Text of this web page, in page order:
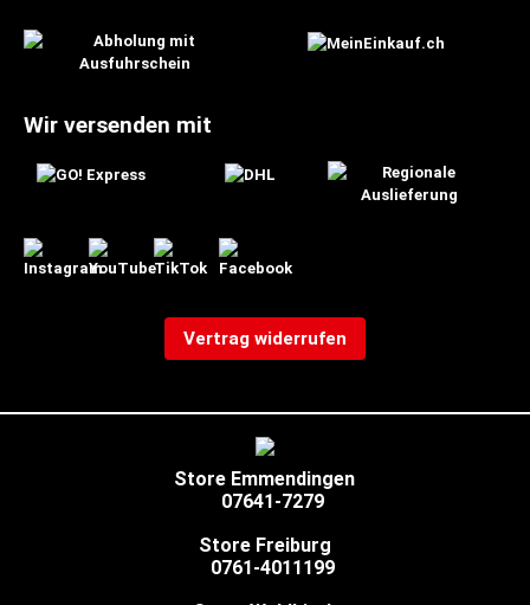
Wir versenden mit
Vertrag widerrufen
Store Emmendingen
07641-7279
Store Freiburg
0761-4011199